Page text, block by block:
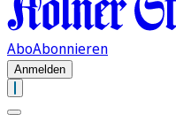
AboAbonnieren
Anmelden